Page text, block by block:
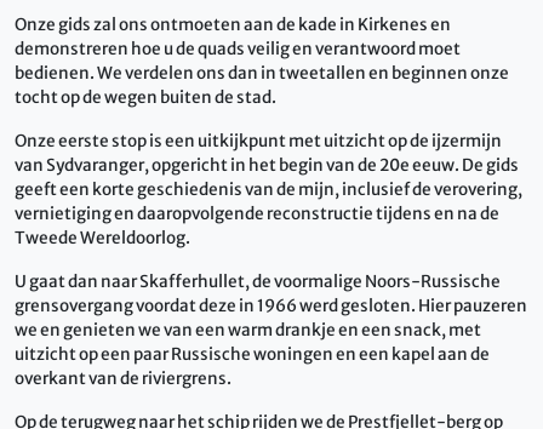
Onze gids zal ons ontmoeten aan de kade in Kirkenes en
demonstreren hoe u de quads veilig en verantwoord moet
bedienen. We verdelen ons dan in tweetallen en beginnen onze
tocht op de wegen buiten de stad.
Onze eerste stop is een uitkijkpunt met uitzicht op de ijzermijn
van Sydvaranger, opgericht in het begin van de 20e eeuw. De gids
geeft een korte geschiedenis van de mijn, inclusief de verovering,
vernietiging en daaropvolgende reconstructie tijdens en na de
Tweede Wereldoorlog.
U gaat dan naar Skafferhullet, de voormalige Noors-Russische
grensovergang voordat deze in 1966 werd gesloten. Hier pauzeren
we en genieten we van een warm drankje en een snack, met
uitzicht op een paar Russische woningen en een kapel aan de
overkant van de riviergrens.
Op de terugweg naar het schip rijden we de Prestfjellet-berg op